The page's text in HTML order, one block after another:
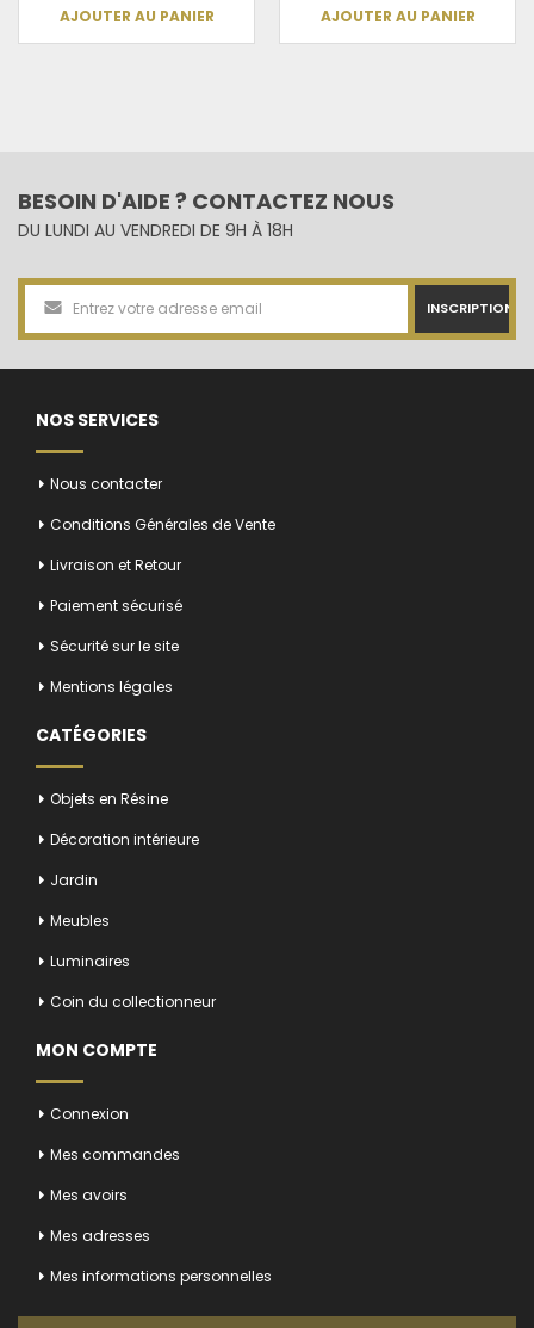
AJOUTER AU PANIER AJOUTER AU PANIER
BESOIN D'AIDE ? CONTACTEZ NOUS
DU LUNDI AU VENDREDI DE 9H À 18H
INSCRIPTION
NOS SERVICES
Nous contacter
Conditions Générales de Vente
Livraison et Retour
Paiement sécurisé
Sécurité sur le site
Mentions légales
CATÉGORIES
Objets en Résine
Décoration intérieure
Jardin
Meubles
Luminaires
Coin du collectionneur
MON COMPTE
Connexion
Mes commandes
Mes avoirs
Mes adresses
Mes informations personnelles